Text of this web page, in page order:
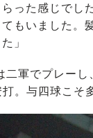
った感じでし
てもいました。
」
軍でプレーし
。与四球こそ